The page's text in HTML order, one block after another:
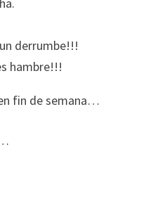
derrumbe!!!
hambre!!!
fin de semana…